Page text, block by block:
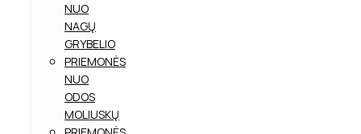
NUO
NAGŲ
GRYBELIO
PRIEMONĖS
NUO
ODOS
MOLIUSKŲ